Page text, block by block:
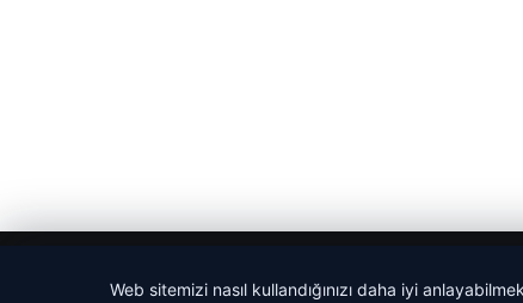
Web sitemizi nasıl kullandığınızı daha iyi